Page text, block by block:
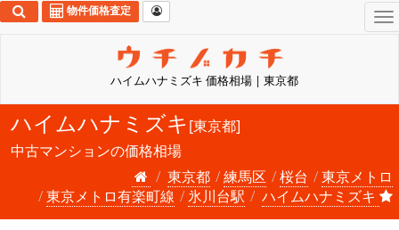
ハイムハナミズキ 価格相場 | 東京都
物件価格査定
ハイムハナミズキ [東京都]
中古マンションの価格相場
東京都
練馬区 桜台
東京メトロ
東京メトロ有楽町線
氷川台駅 ハイムハナミズキ